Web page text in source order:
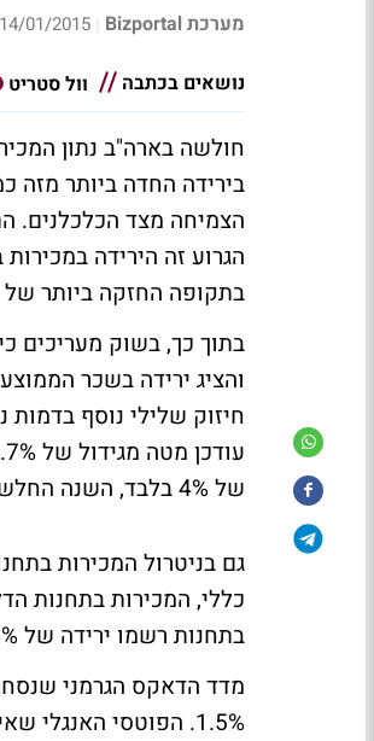
מערכת Bizportal |
14/01/2015 15:34
נושאים בכתבה
וול סטריט
בירידה החדה ביותר
הגרוע זה הירידה
בתקופה החזקה ביותר
בתוך כך, בשוק מעריכים
חיזוק שלילי נוסף בדמות
של 4% בלבד, השנה החלשה ביותר מאז החלה ההתאוששות בשווקים ב2009.
בתחנות רשמו ירידה של 6.5% לעומת נובמבר (הירידה החדה ביותר בקטגוריה מאז 2008).